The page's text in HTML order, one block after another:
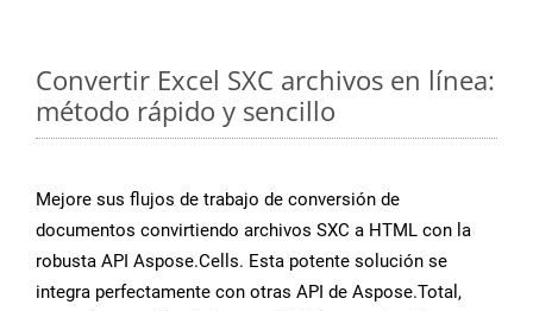
Convertir Excel SXC archivos en línea:
método rápido y sencillo
Mejore sus flujos de trabajo de conversión de
documentos convirtiendo archivos SXC a HTML con la
robusta API Aspose.Cells. Esta potente solución se
integra perfectamente con otras API de Aspose.Total,